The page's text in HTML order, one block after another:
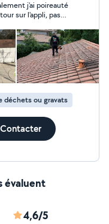
vous le souhaiter.
j'ai poireauté
sur l'appli, pas
déplacée en pleine
son aprem
déchets ou gravats
Contacter
évaluent
4,6/5